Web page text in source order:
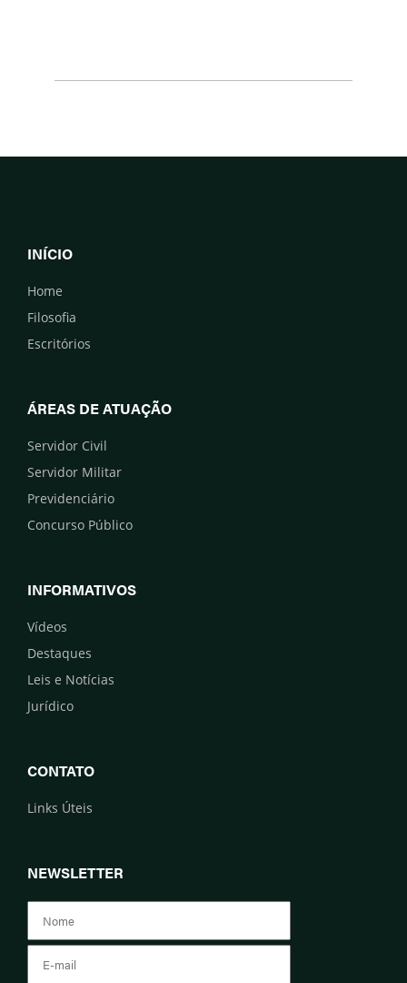
INÍCIO
Home
Filosofia
Escritórios
ÁREAS DE ATUAÇÃO
Servidor Civil
Servidor Militar
Previdenciário
Concurso Público
INFORMATIVOS
Vídeos
Destaques
Leis e Notícias
Jurídico
CONTATO
Links Úteis
NEWSLETTER